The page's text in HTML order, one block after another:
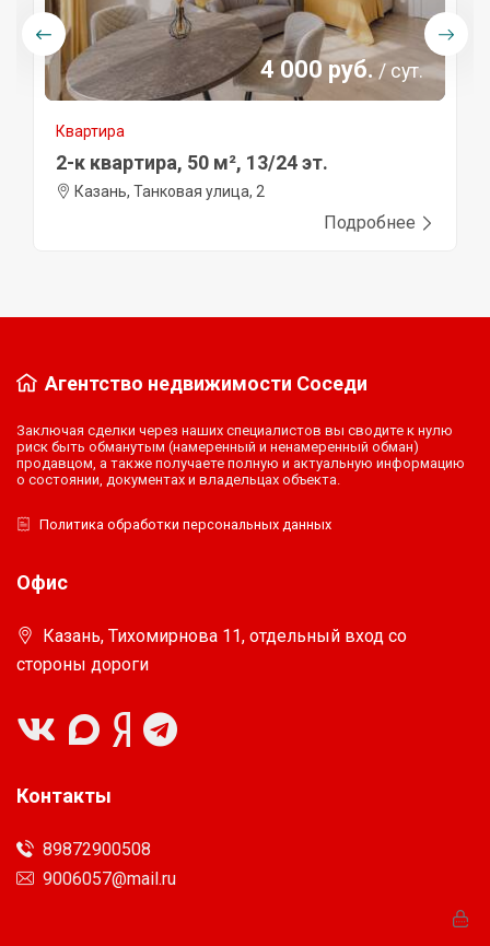
4 000 руб. / сут.
Квартира
2-к квартира, 50 м², 13/24 эт.
Казань, Танковая улица, 2
Подробнее
Агентство недвижимости Соседи
Заключая сделки через наших специалистов вы сводите к нулю
риск быть обманутым (намеренный и ненамеренный обман)
продавцом, а также получаете полную и актуальную информацию
о состоянии, документах и владельцах объекта.
Политика обработки персональных данных
Офис
Казань, Тихомирнова 11, отдельный вход со
стороны дороги
Контакты
89872900508
9006057@mail.ru